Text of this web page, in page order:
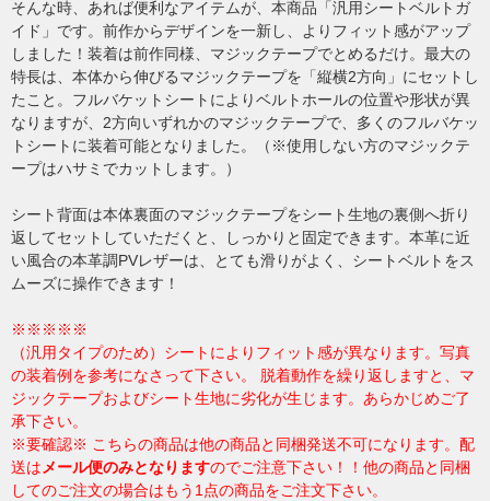
そんな時、あれば便利なアイテムが、本商品「汎用シートベルトガ
イド」です。前作からデザインを一新し、よりフィット感がアップ
しました！装着は前作同様、マジックテープでとめるだけ。最大の
特長は、本体から伸びるマジックテープを「縦横2方向」にセットし
たこと。フルバケットシートによりベルトホールの位置や形状が異
なりますが、2方向いずれかのマジックテープで、多くのフルバケッ
トシートに装着可能となりました。（※使用しない方のマジックテ
ープはハサミでカットします。）
シート背面は本体裏面のマジックテープをシート生地の裏側へ折り
返してセットしていただくと、しっかりと固定できます。 本革に近
い風合の本革調PVレザーは、とても滑りがよく、シートベルトをス
ムーズに操作できます！
※※※※※
（汎用タイプのため）シートによりフィット感が異なります。写真
の装着例を参考になさって下さい。 脱着動作を繰り返しますと、マ
ジックテープおよびシート生地に劣化が生じます。あらかじめご了
承下さい。
※要確認※ こちらの商品は他の商品と同梱発送不可になります。配
送は メール便のみとなりますのでご注意下さい！！他の商品と同梱
してのご注文の場合はもう1点の商品をご注文下さい。